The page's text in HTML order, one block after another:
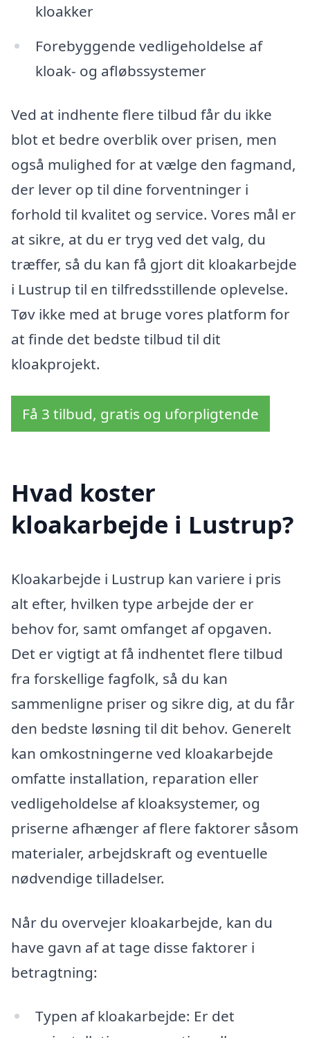
kloakker
Forebyggende vedligeholdelse af
kloak- og afløbssystemer
Ved at indhente flere tilbud får du ikke
blot et bedre overblik over prisen, men
også mulighed for at vælge den fagmand,
der lever op til dine forventninger i
forhold til kvalitet og service. Vores mål er
at sikre, at du er tryg ved det valg, du
træffer, så du kan få gjort dit kloakarbejde
i Lustrup til en tilfredsstillende oplevelse.
Tøv ikke med at bruge vores platform for
at finde det bedste tilbud til dit
kloakprojekt.
Få 3 tilbud, gratis og uforpligtende
Hvad koster
kloakarbejde i Lustrup?
Kloakarbejde i Lustrup kan variere i pris
alt efter, hvilken type arbejde der er
behov for, samt omfanget af opgaven.
Det er vigtigt at få indhentet flere tilbud
fra forskellige fagfolk, så du kan
sammenligne priser og sikre dig, at du får
den bedste løsning til dit behov. Generelt
kan omkostningerne ved kloakarbejde
omfatte installation, reparation eller
vedligeholdelse af kloaksystemer, og
priserne afhænger af flere faktorer såsom
materialer, arbejdskraft og eventuelle
nødvendige tilladelser.
Når du overvejer kloakarbejde, kan du
have gavn af at tage disse faktorer i
betragtning:
Typen af kloakarbejde: Er det